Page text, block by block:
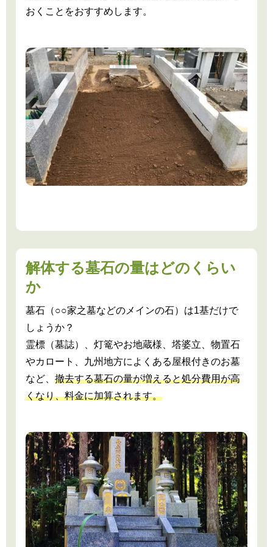
おくことをおすすめします。
解体する墓石の量はどのくらい
か
墓石（○○家之墓などのメインの石）は1基だけで
しょうか？
霊標（墓誌）、灯篭やお地蔵様、塔婆立、物置石
やカロート、九州地方によくある屋根付きのお墓
など、 撤去する墓石の量が増えると処分費用が高
くなり、料金に加算されます。